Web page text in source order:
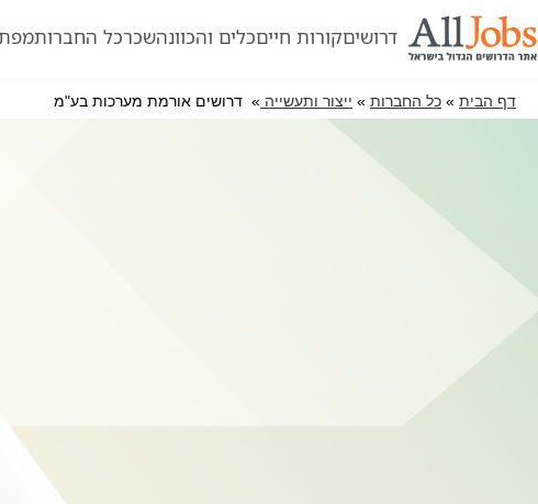
דרושיםקורות חייםכלים והכוונהשכרכל החברות
דף הבית » כל החברות » ייצור ותעשייה » דרושים אורמת מערכות בע"מ